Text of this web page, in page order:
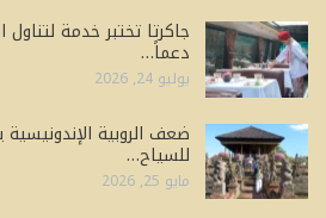
جاكرتا تختبر خدمة
دعماً…
يوليو 24, 2026
ضعف الروبية
للسياح…
مايو 25, 2026